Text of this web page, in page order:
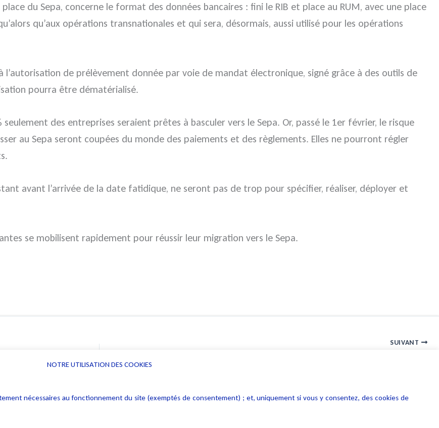
du Sepa, concerne le format des données bancaires : fini le RIB et place au RUM, avec une place
qu’aux opérations transnationales et qui sera, désormais, aussi utilisé pour les opérations
l’autorisation de prélèvement donnée par voie de mandat électronique, signé grâce à des outils de
pourra être dématérialisé.
des entreprises seraient prêtes à basculer vers le Sepa. Or, passé le 1er février, le risque
au Sepa seront coupées du monde des paiements et des règlements. Elles ne pourront régler
avant l’arrivée de la date fatidique, ne seront pas de trop pour spécifier, réaliser, déployer et
se mobilisent rapidement pour réussir leur migration vers le Sepa.
SUIVANT
NOTRE UTILISATION DES COOKIES
nécessaires au fonctionnement du site (exemptés de consentement) ; et, uniquement si vous y consentez, des cookies de